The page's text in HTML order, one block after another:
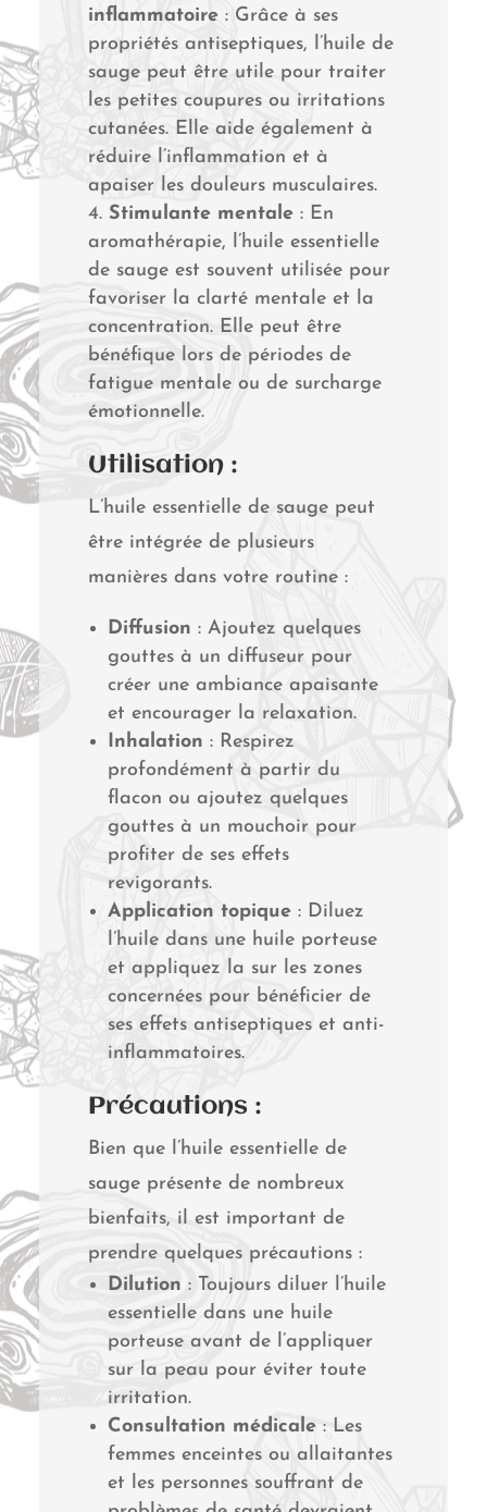
inflammatoire: Grâce à ses
propriétés antiseptiques, l’huile de
sauge peut être utile pour traiter
les petites coupures ou irritations
cutanées. Elle aide également à
réduire l’inflammation et à
apaiser les douleurs musculaires.
Stimulante mentale: En
aromathérapie, l’huile essentielle
de sauge est souvent utilisée pour
favoriser la clarté mentale et la
concentration. Elle peut être
bénéfique lors de périodes de
fatigue mentale ou de surcharge
émotionnelle.
Utilisation :
L’huile essentielle de sauge peut
être intégrée de plusieurs
manières dans votre routine :
Diffusion : Ajoutez quelques
gouttes à un diffuseur pour
créer une ambiance apaisante
et encourager la relaxation.
Inhalation : Respirez
profondément à partir du
flacon ou ajoutez quelques
gouttes à un mouchoir pour
profiter de ses effets
revigorants.
Application topique: Diluez
l’huile dans une huile porteuse
et appliquez la sur les zones
concernées pour bénéficier de
ses effets antiseptiques et anti-
inflammatoires.
Précautions :
Bien que l’huile essentielle de
sauge présente de nombreux
bienfaits, il est important de
prendre quelques précautions :
Dilution : Toujours diluer l’huile
essentielle dans une huile
porteuse avant de l’appliquer
sur la peau pour éviter toute
irritation.
Consultation médicale: Les
femmes enceintes ou allaitantes
et les personnes souffrant de